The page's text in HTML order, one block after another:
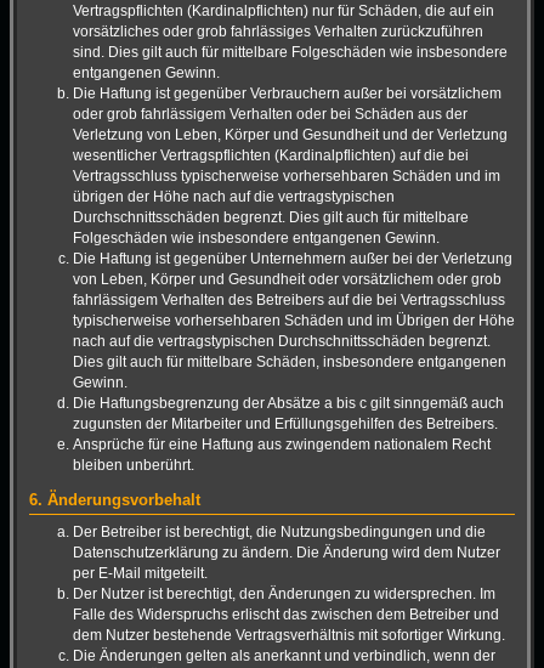
Vertragspflichten (Kardinalpflichten) nur für Schäden, die auf ein
vorsätzliches oder grob fahrlässiges Verhalten zurückzuführen
sind. Dies gilt auch für mittelbare Folgeschäden wie insbesondere
entgangenen Gewinn.
Die Haftung ist gegenüber Verbrauchern außer bei vorsätzlichem
oder grob fahrlässigem Verhalten oder bei Schäden aus der
Verletzung von Leben, Körper und Gesundheit und der Verletzung
wesentlicher Vertragspflichten (Kardinalpflichten) auf die bei
Vertragsschluss typischerweise vorhersehbaren Schäden und im
übrigen der Höhe nach auf die vertragstypischen
Durchschnittsschäden begrenzt. Dies gilt auch für mittelbare
Folgeschäden wie insbesondere entgangenen Gewinn.
Die Haftung ist gegenüber Unternehmern außer bei der Verletzung
von Leben, Körper und Gesundheit oder vorsätzlichem oder grob
fahrlässigem Verhalten des Betreibers auf die bei Vertragsschluss
typischerweise vorhersehbaren Schäden und im Übrigen der Höhe
nach auf die vertragstypischen Durchschnittsschäden begrenzt.
Dies gilt auch für mittelbare Schäden, insbesondere entgangenen
Gewinn.
Die Haftungsbegrenzung der Absätze a bis c gilt sinngemäß auch
zugunsten der Mitarbeiter und Erfüllungsgehilfen des Betreibers.
Ansprüche für eine Haftung aus zwingendem nationalem Recht
bleiben unberührt.
6. Änderungsvorbehalt
Der Betreiber ist berechtigt, die Nutzungsbedingungen und die
Datenschutzerklärung zu ändern. Die Änderung wird dem Nutzer
per E-Mail mitgeteilt.
Der Nutzer ist berechtigt, den Änderungen zu widersprechen. Im
Falle des Widerspruchs erlischt das zwischen dem Betreiber und
dem Nutzer bestehende Vertragsverhältnis mit sofortiger Wirkung.
Die Änderungen gelten als anerkannt und verbindlich, wenn der